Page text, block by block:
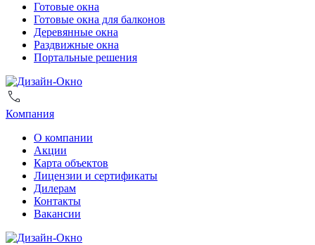
Готовые окна
Готовые окна для балконов
Деревянные окна
Раздвижные окна
Портальные решения
Компания
О компании
Акции
Карта объектов
Лицензии и сертификаты
Дилерам
Контакты
Вакансии